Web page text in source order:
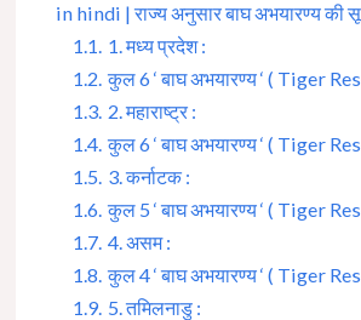
in hindi | राज्य अनुसार बाघ अभयारण्य की
1.1. 1. मध्य प्रदेश :
1.2. कुल 6 ‘ बाघ अभयारण्य ‘ ( Tiger
1.3. 2. महाराष्ट्र :
1.4. कुल 6 ‘ बाघ अभयारण्य ‘ ( Tiger
1.5. 3. कर्नाटक :
1.6. कुल 5 ‘ बाघ अभयारण्य ‘ ( Tiger
1.7. 4. असम :
1.8. कुल 4 ‘ बाघ अभयारण्य ‘ ( Tiger
1.9. 5. तमिलनाडु :